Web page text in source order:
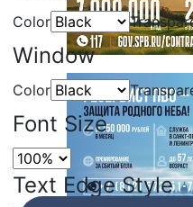
Color
Window
Color
Font Size
Text Edge Style